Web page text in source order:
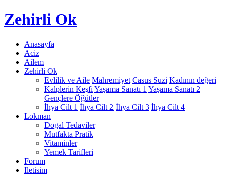
Zehirli Ok
Anasayfa
Aciz
Ailem
Zehirli Ok
Evlilik ve Aile Mahremiyet Casus Suzi Kadının değeri
Kalplerin Keşfi Yaşama Sanatı 1 Yaşama Sanatı 2
Gençlere Öğütler
İhya Cilt 1 İhya Cilt 2 İhya Cilt 3 İhya Cilt 4
Lokman
Dogal Tedaviler
Mutfakta Pratik
Vitaminler
Yemek Tarifleri
Forum
Iletisim